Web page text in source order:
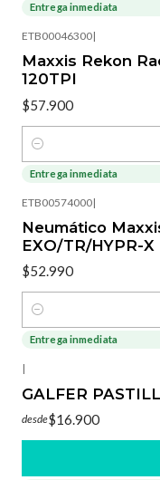
Entrega inmediata
ETB00046300|
Maxxis Rekon
120TPI
$57.900
Cantidad
Entrega inmediata
ETB00574000|
Neumático
EXO/TR/HYPR-X
$52.990
Cantidad
Entrega inmediata
|
GALFER
desde$16.900